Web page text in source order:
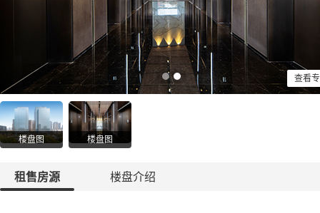
查看
楼盘图 楼盘图
租售房源 楼盘介绍